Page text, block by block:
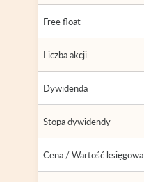
Free float
Liczba akcji
Dywidenda
Stopa dywidendy
Cena / Wartość księgowa